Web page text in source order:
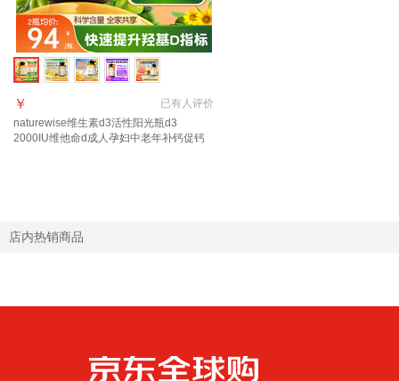
已有人评价
￥
naturewise维生素d3活性阳光瓶d3
2000IU维他命d成人孕妇中老年补钙促钙
店内热销商品